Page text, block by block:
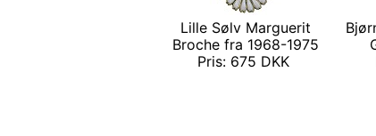
Lille Sølv Marguerit
Broche fra 1968-1975
Pris: 675 DKK